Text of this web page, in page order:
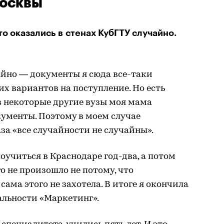
оказались в стенах КубГТУ случайно.
— документы я сюда все-таки
вариантов на поступление. Но есть
некоторые другие вузы моя мама
Поэтому в моем случае
«все случайности не случайны».
в Краснодаре год-два, а потом
не произошло не потому, что
этого не захотела. В итоге я окончила
«Маркетинг».